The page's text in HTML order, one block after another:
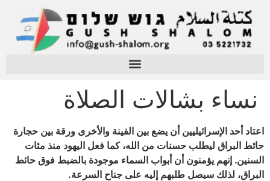
نساء بشالات الصلاة
اعتاد أحد الإسرائيليين أن يضع بين الفينة والأخرى ورقة بين حجارة
حائط البراق ليطلب حسنات من الله، كما فعل اليهود منذ مئات
السنين. إنهم يؤمنون أن أبواب السماء موجودة بالضبط فوق حائط
البراق، لذلك سيصل طلبهم إليه على جناح السرعة.